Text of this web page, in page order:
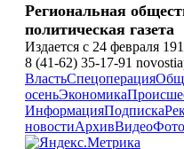
Региональная
политическая газета
Издается с 24 февраля
8 (41-62) 35-17-91
ВластьСпецоперация
осеньЭкономика
ИнформацияПодписка
новостиАрхивВидео